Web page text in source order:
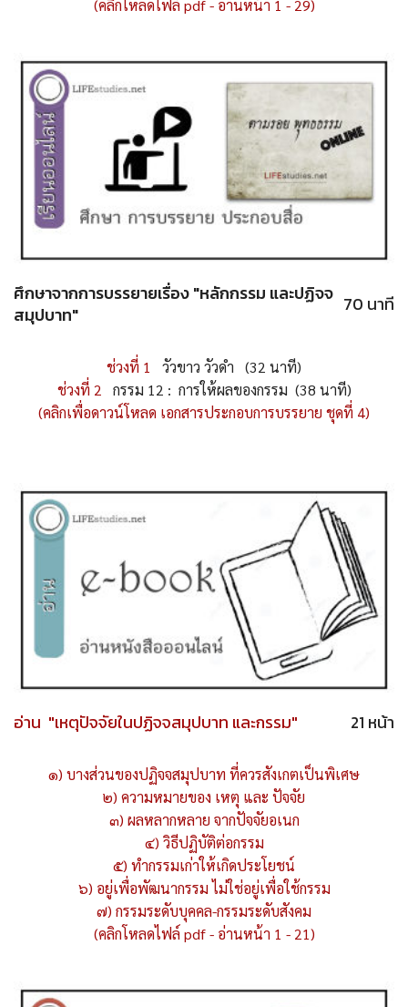
(คลิกโหลดไฟล์ pdf - อ่านหน้า 1 - 29)
ศึกษาจากการบรรยายเรื่อง "หลักกรรม และปฏิจจ
สมุปบาท"
70 นาที
ช่วงที่ 1
วัวขาว วัวดำ (32 นาที)
ช่วงที่ 2 กรรม 12 : การให้ผลของกรรม (38 นาที)
(คลิกเพื่อดาวน์โหลด เอกสารประกอบการบรรยาย ชุดที่ 4)
อ่าน "เหตุปัจจัยในปฏิจจสมุปบาท และกรรม" 21 หน้า
๑) บางส่วนของปฏิจจสมุปบาท ที่ควรสังเกตเป็นพิเศษ
๒) ความหมายของ เหตุ และ ปัจจัย
๓) ผลหลากหลาย จากปัจจัยอเนก
๔) วิธีปฏิบัติต่อกรรม
๕) ทำกรรมเก่าให้เกิดประโยชน์
๖) อยู่เพื่อพัฒนากรรม ไม่ใช่อยู่เพื่อใช้กรรม
๗) กรรมระดับบุคคล-กรรมระดับสังคม
(คลิกโหลดไฟล์ pdf - อ่านหน้า 1 - 21)